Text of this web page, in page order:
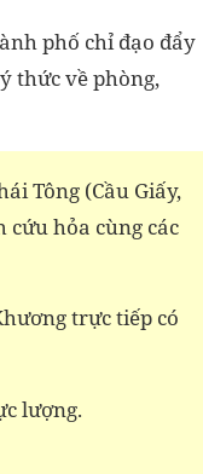
phố chỉ đạo đẩy
thức về phòng,
Tông (Cầu Giấy,
hỏa cùng các
trực tiếp có
lượng.